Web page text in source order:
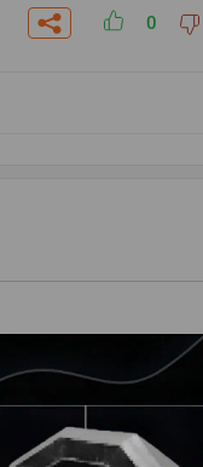
0
СКАЧАТЬ НА
ANDROID